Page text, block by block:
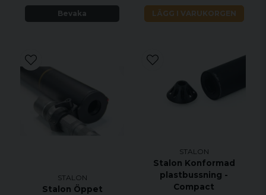
Bevaka LÄGG I VARUKORGEN
STALON
Stalon Öppet
STALON
Stalon Konformad
plastbussning -
Compact